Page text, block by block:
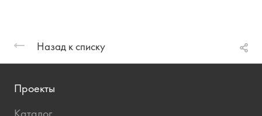
Назад к списку
Проекты